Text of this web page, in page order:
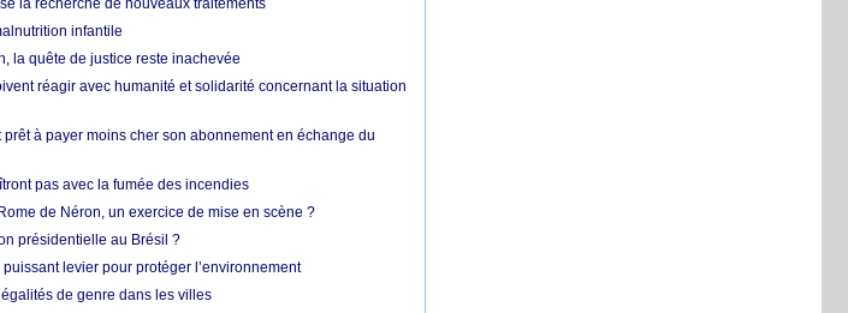
la recherche de nouveaux traitements
infantile
la quête de justice reste inachevée
réagir avec humanité et solidarité concernant la situation
à payer moins cher son abonnement en échange du
pas avec la fumée des incendies
de Néron, un exercice de mise en scène ?
présidentielle au Brésil ?
levier pour protéger l’environnement
de genre dans les villes